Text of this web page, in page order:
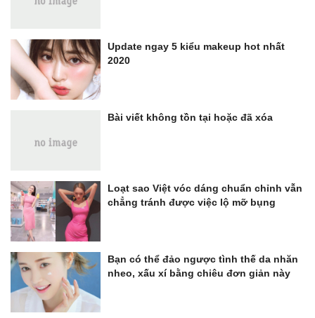
Update ngay 5 kiểu makeup hot nhất
2020
Bài viết không tồn tại hoặc đã xóa
Loạt sao Việt vóc dáng chuẩn chỉnh vẫn
chẳng tránh được việc lộ mỡ bụng
Bạn có thể đảo ngược tình thế da nhăn
nheo, xấu xí bằng chiêu đơn giản này